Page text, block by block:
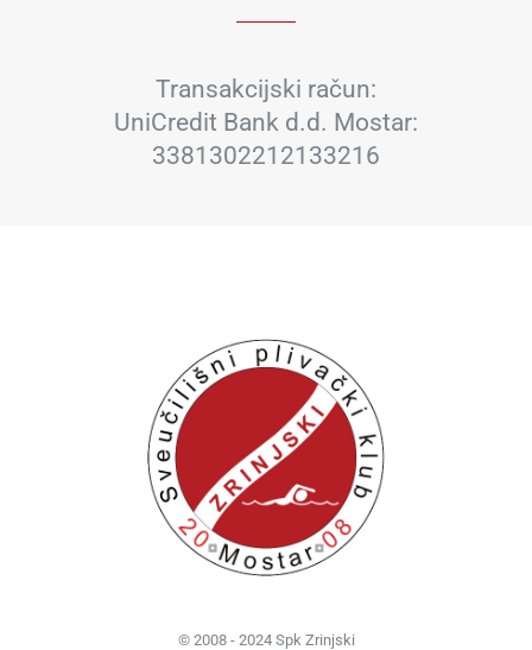
Transakcijski račun:
UniCredit Bank d.d. Mostar:
3381302212133216
© 2008 - 2024 Spk Zrinjski